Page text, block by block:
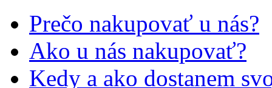
Prečo nakupovať u nás?
Ako u nás nakupovať?
Kedy a ako dostanem